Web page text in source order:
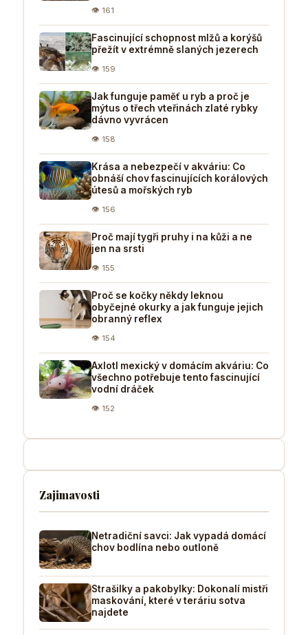
👁 161
Fascinující schopnost mlžů a korýšů
přežít v extrémně slaných jezerech
👁 159
Jak funguje paměť u ryb a proč je
mýtus o třech vteřinách zlaté rybky
dávno vyvrácen
👁 158
Krása a nebezpečí v akváriu: Co
obnáší chov fascinujících korálových
útesů a mořských ryb
👁 156
Proč mají tygři pruhy i na kůži a ne
jen na srsti
👁 155
Proč se kočky někdy leknou
obyčejné okurky a jak funguje jejich
obranný reflex
👁 154
Axlotl mexický v domácím akváriu: Co
všechno potřebuje tento fascinující
vodní dráček
👁 152
Zajimavosti
Netradiční savci: Jak vypadá domácí
chov bodlína nebo outloně
Strašilky a pakobylky: Dokonalí mistři
maskování, které v teráriu sotva
najdete